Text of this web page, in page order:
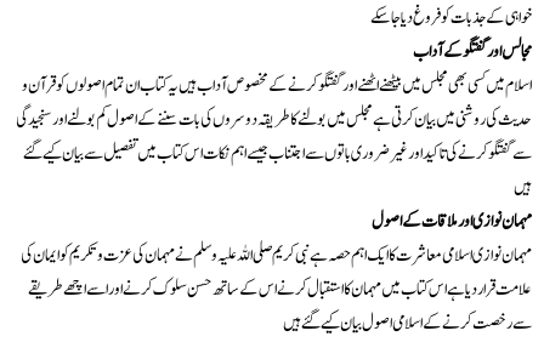
خواہی کے جذبات کو فروغ دیا جا سکے
مجالس اور گفتگو کے آداب
اسلام میں کسی بھی مجلس میں بیٹھنے اٹھنے اور گفتگو کرنے کے مخصوص آداب ہیں یہ کتاب ان تمام اصولوں کو قرآن و
حدیث کی روشنی میں بیان کرتی ہے مجلس میں بولنے کا طریقہ دوسروں کی بات سننے کے اصول کم بولنے اور سنجیدگی
سے گفتگو کرنے کی تاکید اور غیر ضروری باتوں سے اجتناب جیسے اہم نکات اس کتاب میں تفصیل سے بیان کیے گئے
ہیں
مہمان نوازی اور ملاقات کے اصول
مہمان نوازی اسلامی معاشرت کا ایک اہم حصہ ہے نبی کریم صلی اللہ علیہ وسلم نے مہمان کی عزت و تکریم کو ایمان کی
علامت قرار دیا ہے اس کتاب میں مہمان کا استقبال کرنے اس کے ساتھ حسن سلوک کرنے اور اسے اچھے طریقے
سے رخصت کرنے کے اسلامی اصول بیان کیے گئے ہیں